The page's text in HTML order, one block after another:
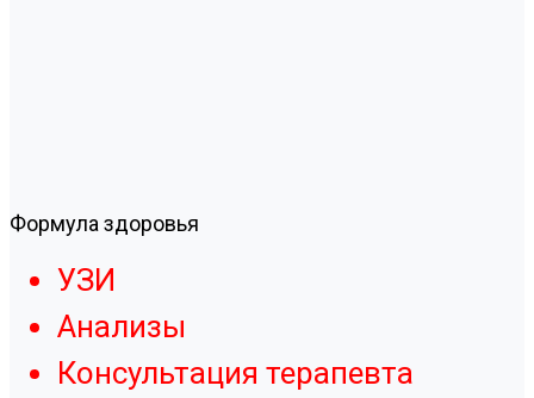
Формула здоровья
УЗИ
Анализы
Консультация терапевта